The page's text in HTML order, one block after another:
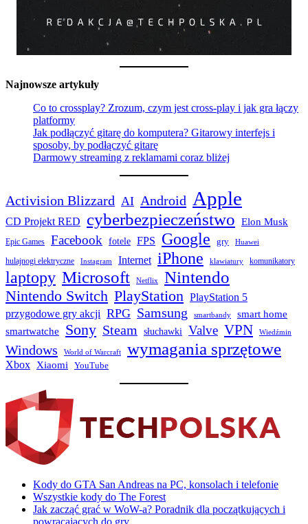
Najnowsze artykuły
Co to crossplay? Zrozum, czym jest cross-play i jak gra łączy
platformy
Jak podłączyć gitarę do komputera? Gitarowy interfejs i
sposoby, by podłączyć gitarę
Darmowy streaming z reklamami coraz bliżej
Activision Blizzard AI Android Apple
CD Projekt RED cyberbezpieczeństwo Elon Musk
Epic Games Facebook fotele FPS Google gry Huawei
hulajnogi elektryczne Instagram Internet iPhone klawiatury komunikatory
laptopy Microsoft Netflix Nintendo
Nintendo Switch PlayStation PlayStation 5
przygodowe gry akcji RPG Samsung smartbandy smart home
smartwatche Sony Steam słuchawki Valve VPN Wiedźmin
Windows World of Warcraft wymagania sprzętowe
Xbox Xiaomi YouTube
Kody do GTA San Andreas na PC, konsolach i telefonie
Wszystkie kody do The Forest
Jak zacząć grać w WoW-a? Poradnik dla początkujących i
powracających do gry